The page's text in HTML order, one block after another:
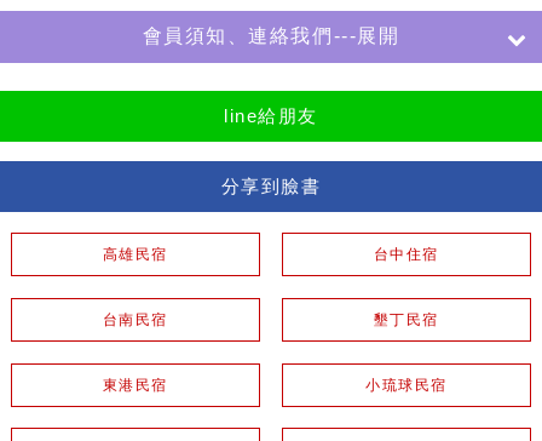
會員須知、連絡我們---展開
line給朋友
分享到臉書
高雄民宿 台中住宿
台南民宿 墾丁民宿
東港民宿 小琉球民宿